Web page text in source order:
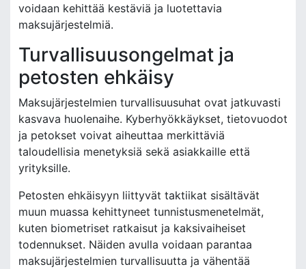
voidaan kehittää kestäviä ja luotettavia
maksujärjestelmiä.
Turvallisuusongelmat ja
petosten ehkäisy
Maksujärjestelmien turvallisuusuhat ovat jatkuvasti
kasvava huolenaihe. Kyberhyökkäykset, tietovuodot
ja petokset voivat aiheuttaa merkittäviä
taloudellisia menetyksiä sekä asiakkaille että
yrityksille.
Petosten ehkäisyyn liittyvät taktiikat sisältävät
muun muassa kehittyneet tunnistusmenetelmät,
kuten biometriset ratkaisut ja kaksivaiheiset
todennukset. Näiden avulla voidaan parantaa
maksujärjestelmien turvallisuutta ja vähentää